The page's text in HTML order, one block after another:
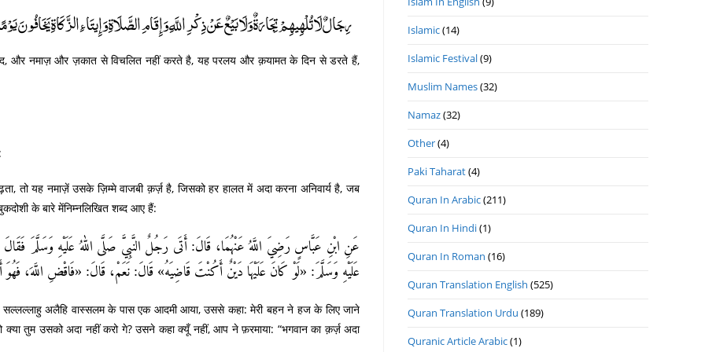
رِجَالٌ لَا تُلْهِيهِمْ تِجَارَةٌ وَلَا بَيْعٌ عَنْ ذِكْرِ اللَّهِ وَإِقَامِ الصَّلَاةِ وَإِيتَاءِ الزَّكَاةِ يَخَافُونَ
और नमाज़ और ज़कात से विचलित नहीं करते है, यह परलय और क़यामत के दिन से डरते हैं,
तो यह नमाज़ें उसके ज़िम्मे वाजबी क़र्ज़ है, जिसको हर हालत में अदा करना अनिवार्य है, जब
के बारे मेंनिम्नलिखित शब्द आए हैं:
عَنِ ابْنِ عَبَّاسٍ رَضِيَ اللَّهُ عَنْهُمَا، قَالَ: أَتَى رَجُلٌ النَّبِيَّ صَلَّى اللهُ عَلَيْهِ وَسَلَّمَ
عَلَيْهِ وَسَلَّمَ: «لَوْ كَانَ عَلَيْهَا دَيْنٌ أَكُنْتَ قَاضِيَهُ» قَالَ: نَعَمْ، قَالَ: «فَاقْضِ اللَّهَ، فَهُوَ أَحَقُّ
अलैहि वास्सलम के पास एक आदमी आया, उससे कहा: मेरी बहन ने हज के लिए जाने
तुम उसको अदा नहीं करो गे? उसने कहा क्यूँ नहीं, आप ने फ़रमाया: “भगवान का क़र्ज़ अदा
Islamic(14)
Islamic Festival(9)
Muslim Names(32)
Namaz(32)
Other(4)
Paki Taharat(4)
Quran In Arabic(211)
Quran In Hindi(1)
Quran In Roman (16)
Quran Translation English (525)
Quran Translation Urdu (189)
Quranic Article Arabic(1)